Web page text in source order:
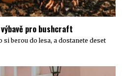
pro bushcraft
si berou do lesa, a dostanete deset